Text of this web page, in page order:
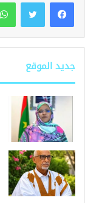
جديد الموقع